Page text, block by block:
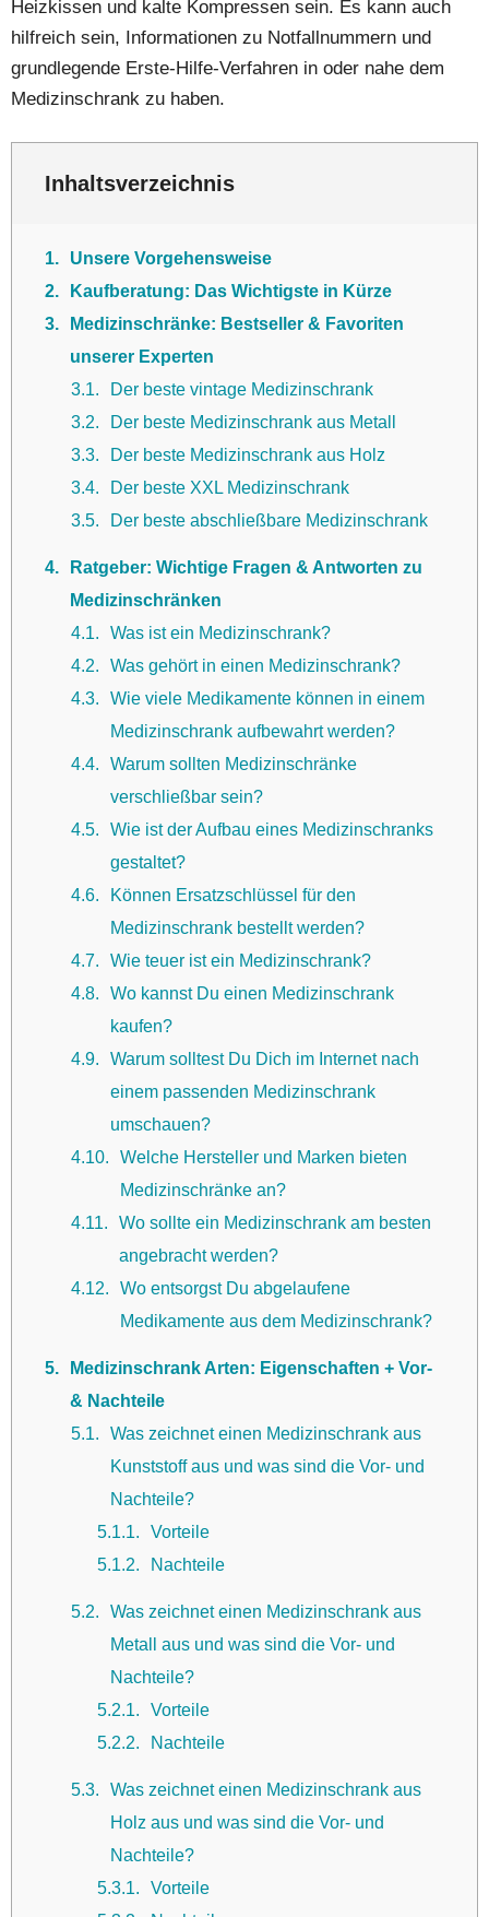
Heizkissen und kalte Kompressen sein. Es kann auch
hilfreich sein, Informationen zu Notfallnummern und
grundlegende Erste-Hilfe-Verfahren in oder nahe dem
Medizinschrank zu haben.
Inhaltsverzeichnis
1
Unsere Vorgehensweise
2
Kaufberatung: Das Wichtigste in Kürze
3
Medizinschränke: Bestseller & Favoriten
unserer Experten
3.1
Der beste vintage Medizinschrank
3.2
Der beste Medizinschrank aus Metall
3.3
Der beste Medizinschrank aus Holz
3.4
Der beste XXL Medizinschrank
3.5
Der beste abschließbare Medizinschrank
4
Ratgeber: Wichtige Fragen & Antworten zu
Medizinschränken
4.1
Was ist ein Medizinschrank?
4.2
Was gehört in einen Medizinschrank?
4.3
Wie viele Medikamente können in einem
Medizinschrank aufbewahrt werden?
4.4
Warum sollten Medizinschränke
verschließbar sein?
4.5
Wie ist der Aufbau eines Medizinschranks
gestaltet?
4.6
Können Ersatzschlüssel für den
Medizinschrank bestellt werden?
4.7
Wie teuer ist ein Medizinschrank?
4.8
Wo kannst Du einen Medizinschrank
kaufen?
4.9
Warum solltest Du Dich im Internet nach
einem passenden Medizinschrank
umschauen?
4.10
Welche Hersteller und Marken bieten
Medizinschränke an?
4.11
Wo sollte ein Medizinschrank am besten
angebracht werden?
4.12
Wo entsorgst Du abgelaufene
Medikamente aus dem Medizinschrank?
5
Medizinschrank Arten: Eigenschaften + Vor-
& Nachteile
5.1
Was zeichnet einen Medizinschrank aus
Kunststoff aus und was sind die Vor- und
Nachteile?
5.1.1
Vorteile
5.1.2
Nachteile
5.2
Was zeichnet einen Medizinschrank aus
Metall aus und was sind die Vor- und
Nachteile?
5.2.1
Vorteile
5.2.2
Nachteile
5.3
Was zeichnet einen Medizinschrank aus
Holz aus und was sind die Vor- und
Nachteile?
5.3.1
Vorteile